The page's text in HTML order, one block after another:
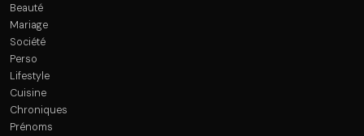
Beauté
Mariage
Société
Perso
Lifestyle
Cuisine
Chroniques
Prénoms